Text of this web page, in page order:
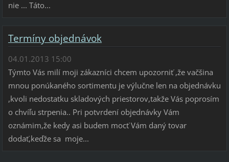
nie ... Táto...
Termíny objednávok
04.01.2013 15:00
Týmto Vás milí moji zákazníci chcem upozorniť ,že vačšina
mnou ponúkaného sortimentu je výlučne len na objednávku
,kvoli nedostatku skladových priestorov,takže Vás poprosím
o chvíľu strpenia.. Pri potvrdení objednávky Vám
oznámim,že kedy asi budem mocť Vám daný tovar
dodať,keďže sa moje...